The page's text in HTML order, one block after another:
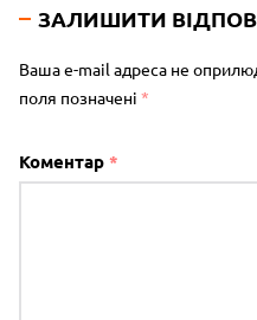
ЗАЛИШИТИ
Ваша e-mail адреса не
поля позначені *
Коментар *